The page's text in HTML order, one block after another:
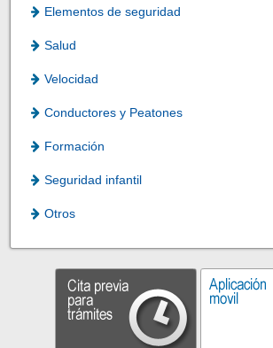
Elementos de seguridad
Salud
Velocidad
Conductores y Peatones
Formación
Seguridad infantil
Otros